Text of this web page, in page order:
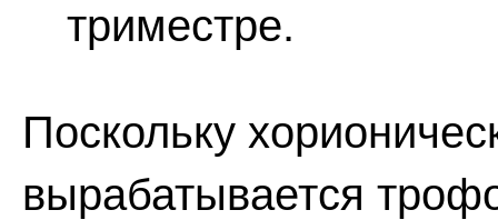
триместре.
Поскольку
вырабатывается